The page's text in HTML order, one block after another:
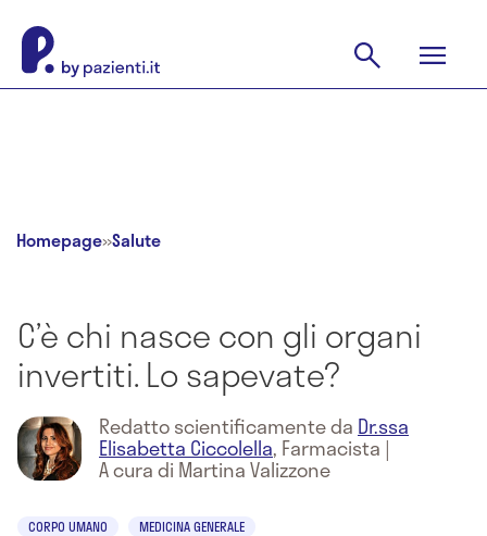
Homepage»Salute
C’è chi nasce con gli organi
invertiti. Lo sapevate?
Redatto scientificamente da Dr.ssa
Elisabetta Ciccolella, Farmacista |
A cura di Martina Valizzone
CORPO UMANO MEDICINA GENERALE